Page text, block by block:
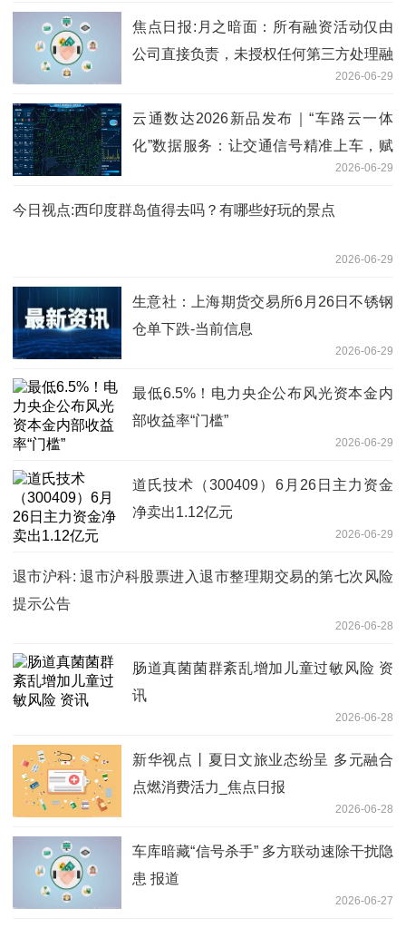
焦点日报:月之暗面：所有融资活动仅由
公司直接负责，未授权任何第三方处理融
2026-06-29
云通数达2026新品发布｜“车路云一体
化”数据服务：让交通信号精准上车，赋
2026-06-29
今日视点:西印度群岛值得去吗？有哪些好玩的景点
2026-06-29
生意社：上海期货交易所6月26日不锈钢
仓单下跌-当前信息
2026-06-29
最低6.5%！电力央企公布风光资本金内
部收益率“门槛”
2026-06-29
道氏技术（300409）6月26日主力资金
净卖出1.12亿元
2026-06-29
退市沪科: 退市沪科股票进入退市整理期交易的第七次风险
提示公告
2026-06-28
肠道真菌菌群紊乱增加儿童过敏风险 资
讯
2026-06-28
新华视点丨夏日文旅业态纷呈 多元融合
点燃消费活力_焦点日报
2026-06-28
车库暗藏“信号杀手” 多方联动速除干扰隐
患 报道
2026-06-27